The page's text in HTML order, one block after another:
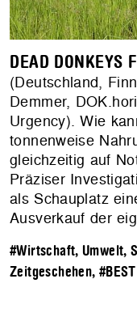
DEAD DONKEYS
(Deutschland,
Demmer,
Urgency). Wie
tonnenweise
gleichzeitig auf
Präziser
als Schauplatz
Ausverkauf der
#Wirtschaft, Umwelt,
Zeitgeschehen,